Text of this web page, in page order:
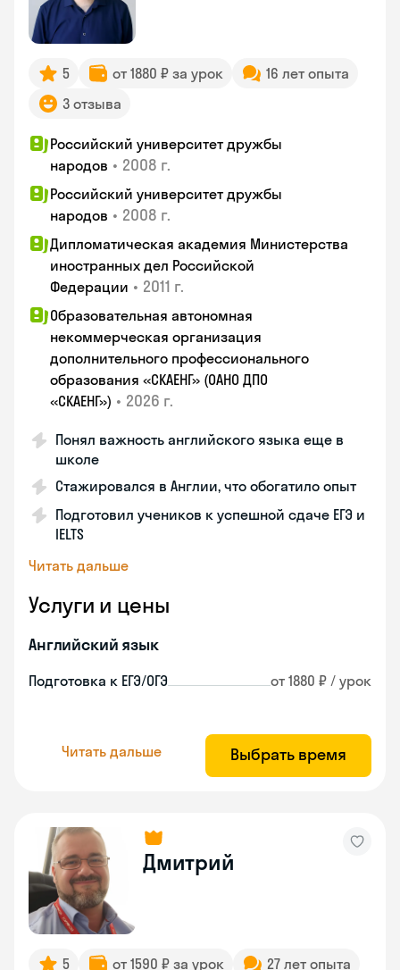
5 от 1880 ₽ за урок
16 лет опыта
3 отзыва
Российский университет дружбы
народов • 2008 г.
Российский университет дружбы
народов • 2008 г.
Дипломатическая академия Министерства
иностранных дел Российской
Федерации • 2011 г.
Образовательная автономная
некоммерческая организация
дополнительного профессионального
образования «СКАЕНГ» (ОАНО ДПО
«СКАЕНГ») • 2026 г.
Понял важность английского языка еще в
школе
Стажировался в Англии, что обогатило опыт
Подготовил учеников к успешной сдаче ЕГЭ и
IELTS
Читать дальше
Услуги и цены
Английский язык
Подготовка к ЕГЭ/ОГЭ от 1880 ₽ / урок
Читать дальше Выбрать время
Дмитрий
5 от 1590 ₽ за урок 27 лет опыта